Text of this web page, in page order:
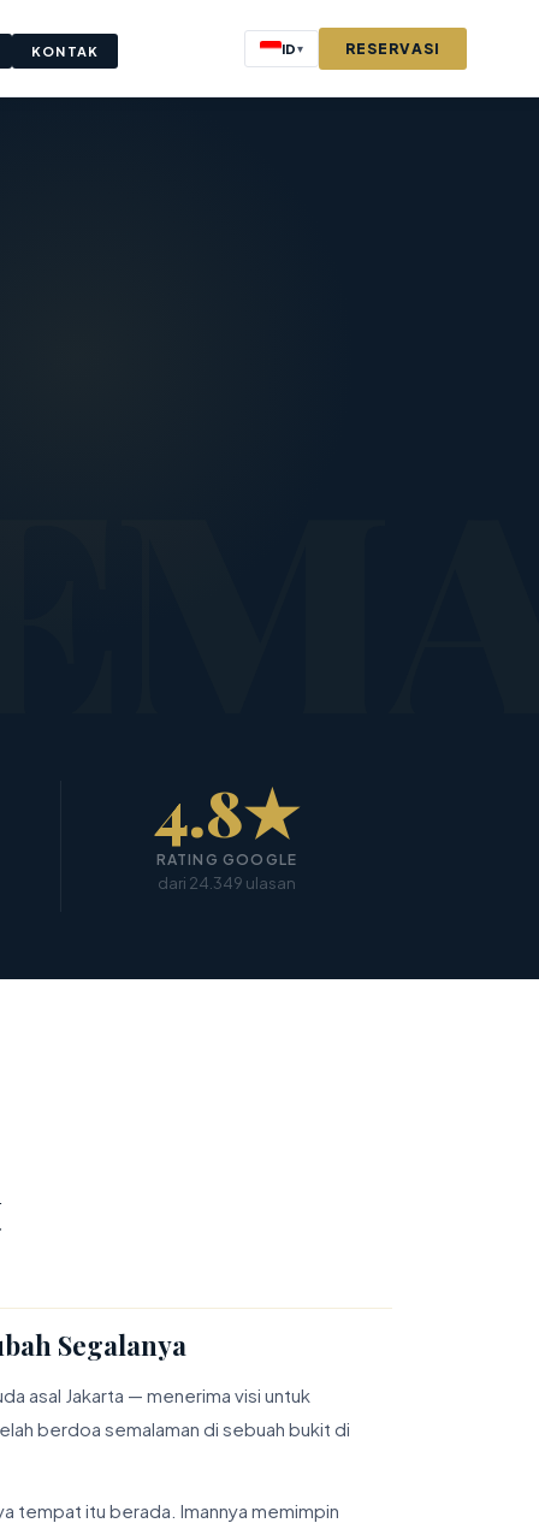
KONTAK ID▾ RESERVASI
4.8★
RATING GOOGLE
dari 24.349 ulasan
Segalanya
asal Jakarta — menerima visi untuk
berdoa semalaman di sebuah bukit di
tempat itu berada. Imannya memimpin